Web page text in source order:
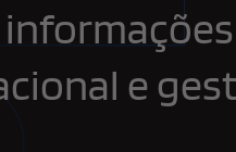
e